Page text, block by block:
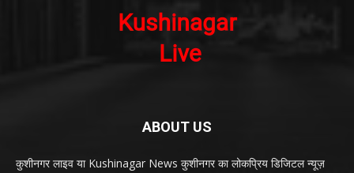
ABOUT US
कुशीनगर लाइव या Kushinagar News कुशीनगर का लोकप्रिय डिजिटल न्यूज़